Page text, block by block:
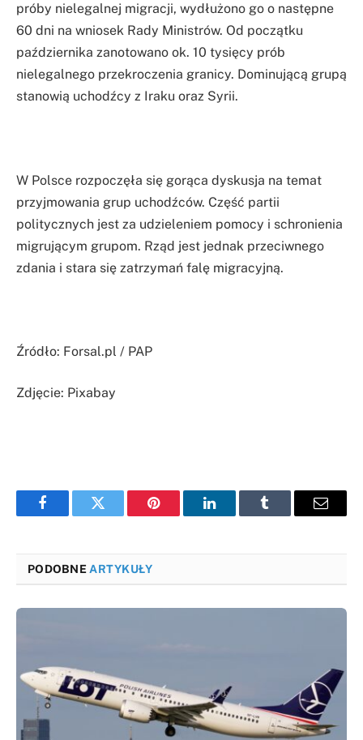
próby nielegalnej migracji, wydłużono go o następne
60 dni na wniosek Rady Ministrów. Od początku
października zanotowano ok. 10 tysięcy prób
nielegalnego przekroczenia granicy. Dominującą grupą
stanowią uchodźcy z Iraku oraz Syrii.
W Polsce rozpoczęła się gorąca dyskusja na temat
przyjmowania grup uchodźców. Część partii
politycznych jest za udzieleniem pomocy i schronienia
migrującym grupom. Rząd jest jednak przeciwnego
zdania i stara się zatrzymań falę migracyjną.
Źródło: Forsal.pl / PAP
Zdjęcie: Pixabay
FacebookTwitter Pinterest LinkedInTumblr Email
PODOBNE ARTYKUŁY